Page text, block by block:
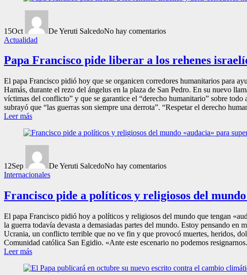
15Oct De Yeruti SalcedoNo hay comentarios
Actualidad
Papa Francisco pide liberar a los rehenes
El papa Francisco pidió hoy que se organicen corredores humanitarios para
Hamás, durante el rezo del ángelus en la plaza de San Pedro. En su nuevo
víctimas del conflicto” y que se garantice el “derecho humanitario” sobre
subrayó que “las guerras son siempre una derrota”. “Respetar el derecho
Leer más
12Sep De Yeruti SalcedoNo hay comentarios
Internacionales
Francisco pide a políticos y religiosos del
El papa Francisco pidió hoy a políticos y religiosos del mundo que tengan
la guerra todavía devasta a demasiadas partes del mundo. Estoy pensando
Ucrania, un conflicto terrible que no ve fin y que provocó muertes, heridos,
Comunidad católica San Egidio. «Ante este escenario no podemos
Leer más